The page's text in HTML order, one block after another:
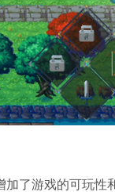
了游戏的可玩性